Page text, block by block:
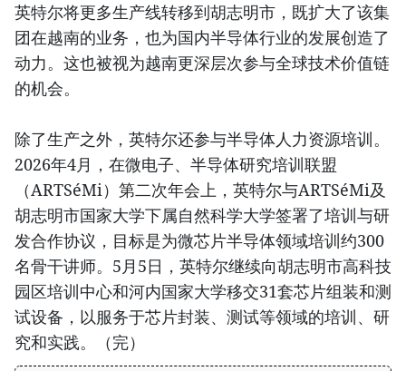
英特尔将更多生产线转移到胡志明市，既扩大了该集
团在越南的业务，也为国内半导体行业的发展创造了
动力。这也被视为越南更深层次参与全球技术价值链
的机会。
除了生产之外，英特尔还参与半导体人力资源培训。
2026年4月，在微电子、半导体研究培训联盟
（ARTSéMi）第二次年会上，英特尔与ARTSéMi及
胡志明市国家大学下属自然科学大学签署了培训与研
发合作协议，目标是为微芯片半导体领域培训约300
名骨干讲师。5月5日，英特尔继续向胡志明市高科技
园区培训中心和河内国家大学移交31套芯片组装和测
试设备，以服务于芯片封装、测试等领域的培训、研
究和实践。（完）